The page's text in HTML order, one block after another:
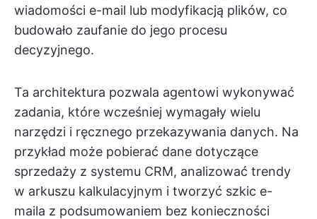
wiadomości e-mail lub modyfikacją plików, co
budowało zaufanie do jego procesu
decyzyjnego.
Ta architektura pozwala agentowi wykonywać
zadania, które wcześniej wymagały wielu
narzędzi i ręcznego przekazywania danych. Na
przykład może pobierać dane dotyczące
sprzedaży z systemu CRM, analizować trendy
w arkuszu kalkulacyjnym i tworzyć szkic e-
maila z podsumowaniem bez konieczności